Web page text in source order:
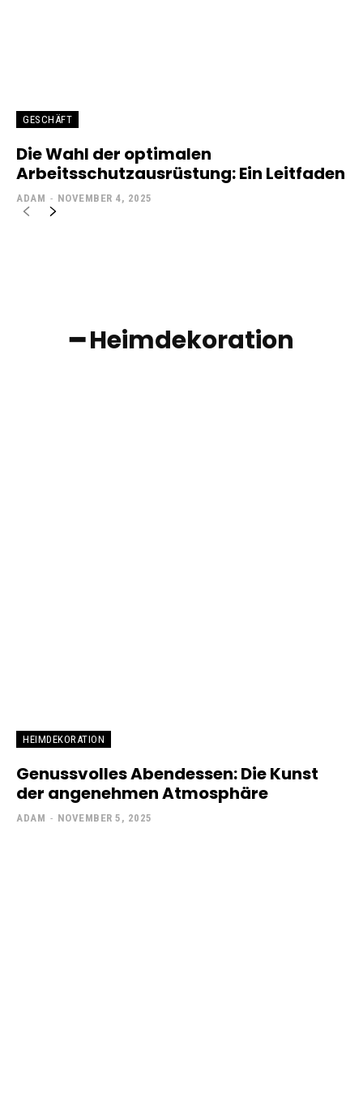
GESCHÄFT
Die Wahl der optimalen
Arbeitsschutzausrüstung: Ein Leitfaden
ADAM - NOVEMBER 4, 2025
━ Heimdekoration
HEIMDEKORATION
Genussvolles Abendessen: Die Kunst
der angenehmen Atmosphäre
ADAM - NOVEMBER 5, 2025